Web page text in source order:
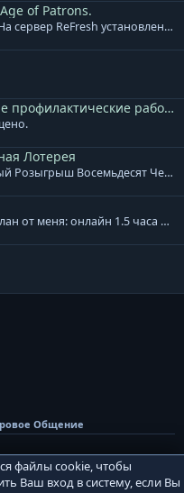
of Patrons.
Внимание, уважаемые игроки! На сервер ReFresh установлено дополнение к обновлению. В него вошло: + Специалистам расы Акретия теперь доступны новые гранатометы. Леон, Реликт, Кримсон. + Изменен тип атаки МАУ. Скиталец - одиночная атака, Зодчий - массовая атака. + Скорректированы награды и количество монстров в Cash версиях кампаний. Месть Аборигенов, Война за Элан, Эльфийский Переполох. + Массовое ослабление монстров в Землях Эльфов по группам. + Увеличен урон турелей 65 уровня. + Локационные квесты Этера перенесены к одному npc в центр локации. + Все оружие Леона выведено в отдельные модели, добавлены свечения для уникального внешнего вида. База знаний сервера ReFresh - ссылка. Готовый клиент игры для сервера ReFresh: Клиент на | Клиент на | Клиент на | Клиент на нашем сервере
[Все сервера] Еженедельные профилактические работы.
Лотерея
[ReFresh] Восемьдесят Четвертый Розыгрыш Восемьдесят Четвертый розыгрыш произойдет 10.08.2026, среди всех участников будет разыграно: 3000 Очков Кампаний или [Кристалл Восстановления] 2000 Ивентовых Очков или [Кристалл Восстановления] 2000 Ивентовых Очков или [Кристалл Восстановления] ДДД бижутерия на выбор или [Кристалл Восстановления] ДДД бижутерия на выбор или [Кристалл Восстановления] ДДД бижутерия на выбор или [Кристалл Восстановления] [Тип-С] Хрупкий Мод.Невежества [4-6] или [Кристалл Восстановления] [Тип-С] Хрупкий Мод.Невежества [4-6] или [Кристалл Восстановления] [Тип-С] Хрупкий Мод.Невежества [4-6] или [Кристалл Восстановления] Cash Валюта 1250 GP Cash Валюта 1000 GP Cash Валюта 750 GP Дополнение к лотерее: + Ограничений по количеству билетов для аккаунта и/или персонажа - НЕТ. Все билеты участвуют в розыгрыше. + Перенос на другой аккаунт не осуществляется! + Выигранный приз НЕОБХОДИМО забрать в течение 7 дней. И помните, чем больше билетов, тем БОЛЬШЕ ШАНСОВ НА ПОБЕДУ!
здравствуйте, хочу вступить в клан от меня: онлайн 1.5 часа на пб от вас: лампа атаки
Общение
файлы cookie, чтобы
Ваш вход в систему, если Вы